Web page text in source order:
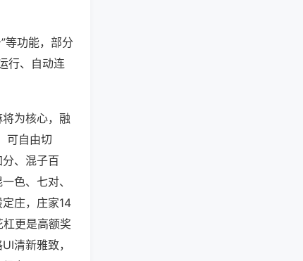
等功能，部分
行、自动连
为核心，融
可自由切
、混子百
色、七对、
庄，庄家14
更是高额奖
清新雅致，